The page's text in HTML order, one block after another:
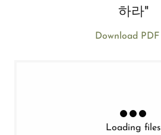
하라"
Download PDF
Loading files